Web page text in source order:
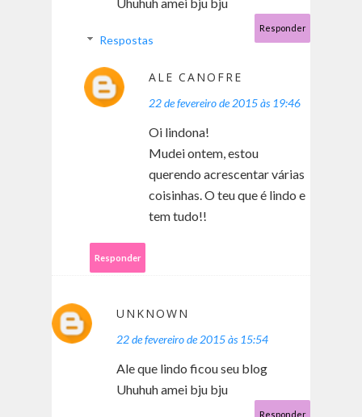
Uhuhuh amei bju bju
Responder
Respostas
ALE CANOFRE
22 de fevereiro de 2015 às 19:46
Oi lindona!
Mudei ontem, estou
querendo acrescentar várias
coisinhas. O teu que é lindo e
tem tudo!!
Responder
UNKNOWN
22 de fevereiro de 2015 às 15:54
Ale que lindo ficou seu blog
Uhuhuh amei bju bju
Responder